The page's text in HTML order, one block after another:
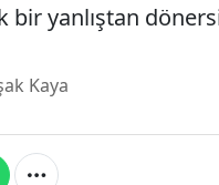
bir yanlıştan
Kaya